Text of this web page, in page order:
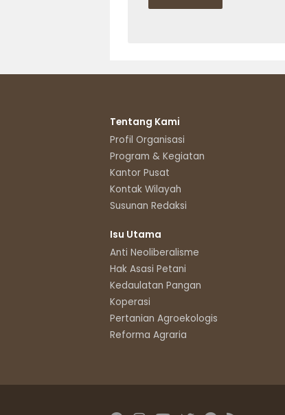
Tentang Kami
Profil Organisasi
Program & Kegiatan
Kantor Pusat
Kontak Wilayah
Susunan Redaksi
Isu Utama
Anti Neoliberalisme
Hak Asasi Petani
Kedaulatan Pangan
Koperasi
Pertanian Agroekologis
Reforma Agraria